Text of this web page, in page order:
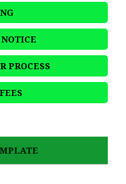
PROCESS